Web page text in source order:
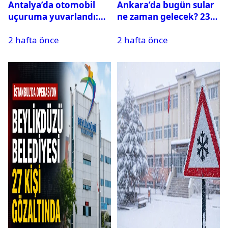
Antalya’da otomobil
uçuruma yuvarlandı:
var
2 hafta önce
Ankara’da bugün sular
ne zaman gelecek? 23
su kesintisi sorgulama
2 hafta önce